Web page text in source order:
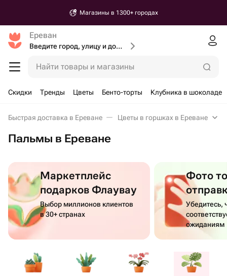
Магазины в 1300+ городах
Ереван
Введите город, улицу и дом доставки
Найти товары и магазины
Скидки Тренды Цветы Бенто-торты Клубника в шоколаде
Быстрая доставка в Ереване Цветы в горшках в Ереване
Пальмы в Ереване
Маркетплейс
подарков Флаувау
Выбор миллионов клиентов
в 30+ странах
Фото
Убедитесь,
ожиданиям